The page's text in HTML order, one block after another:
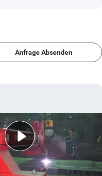
Anfrage Absenden